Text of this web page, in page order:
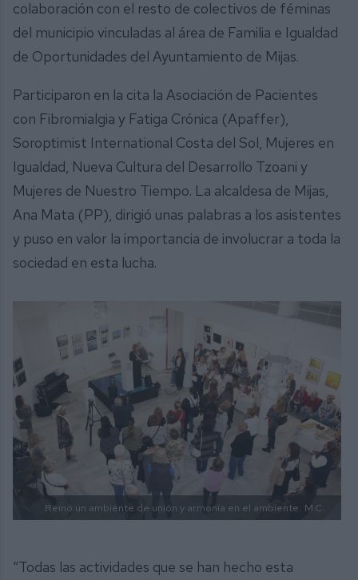
colaboración con el resto de colectivos de féminas
del municipio vinculadas al área de Familia e Igualdad
de Oportunidades del Ayuntamiento de Mijas.
Participaron en la cita la Asociación de Pacientes
con Fibromialgia y Fatiga Crónica (Apaffer),
Soroptimist International Costa del Sol, Mujeres en
Igualdad, Nueva Cultura del Desarrollo Tzoani y
Mujeres de Nuestro Tiempo. La alcaldesa de Mijas,
Ana Mata (PP), dirigió unas palabras a los asistentes
y puso en valor la importancia de involucrar a toda la
sociedad en esta lucha.
Reinó un ambiente de unión y armonía en el ambiente. M.C.
“Todas las actividades que se han hecho esta